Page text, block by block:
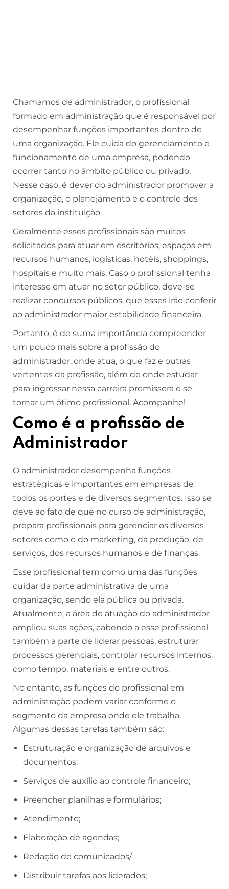
Chamamos de administrador, o profissional
formado em administração que é responsável por
desempenhar funções importantes dentro de
uma organização. Ele cuida do gerenciamento e
funcionamento de uma empresa, podendo
ocorrer tanto no âmbito público ou privado.
Nesse caso, é dever do administrador promover a
organização, o planejamento e o controle dos
setores da instituição.
Geralmente esses profissionais são muitos
solicitados para atuar em escritórios, espaços em
recursos humanos, logísticas, hotéis, shoppings,
hospitais e muito mais. Caso o profissional tenha
interesse em atuar no setor público, deve-se
realizar concursos públicos, que esses irão conferir
ao administrador maior estabilidade financeira.
Portanto, é de suma importância compreender
um pouco mais sobre a profissão do
administrador, onde atua, o que faz e outras
vertentes da profissão, além de onde estudar
para ingressar nessa carreira promissora e se
tornar um ótimo profissional. Acompanhe!
Como é a profissão de
Administrador
O administrador desempenha funções
estratégicas e importantes em empresas de
todos os portes e de diversos segmentos. Isso se
deve ao fato de que no curso de administração,
prepara profissionais para gerenciar os diversos
setores como o do marketing, da produção, de
serviços, dos recursos humanos e de finanças.
Esse profissional tem como uma das funções
cuidar da parte administrativa de uma
organização, sendo ela pública ou privada.
Atualmente, a área de atuação do administrador
ampliou suas ações, cabendo a esse profissional
também a parte de liderar pessoas, estruturar
processos gerenciais, controlar recursos internos,
como tempo, materiais e entre outros.
No entanto, as funções do profissional em
administração podem variar conforme o
segmento da empresa onde ele trabalha.
Algumas dessas tarefas também são:
Estruturação e organização de arquivos e
documentos;
Serviços de auxílio ao controle financeiro;
Preencher planilhas e formulários;
Atendimento;
Elaboração de agendas;
Redação de comunicados/
Distribuir tarefas aos liderados;